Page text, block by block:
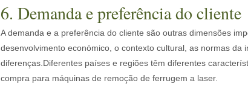
6. Demanda e preferência do cliente
A demanda e a preferência do cliente são outras dimensões
desenvolvimento económico, o contexto cultural, as normas
diferenças.Diferentes países e regiões têm diferentes
compra para máquinas de remoção de ferrugem a laser.